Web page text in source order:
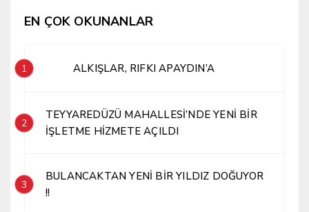
EN ÇOK OKUNANLAR
1 ALKIŞLAR, RIFKI APAYDIN’A
2
TEYYAREDÜZÜ MAHALLESİ’NDE YENİ BİR
İŞLETME HİZMETE AÇILDI
3
BULANCAKTAN YENİ BİR YILDIZ DOĞUYOR
!!